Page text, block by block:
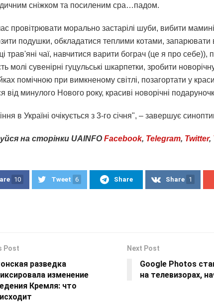
сніжком та посиленим сра…падом.
провітрювати морально застарілі шуби, вибити
подушки, обкладатися теплими котами, запарювати
трав'яні чаї, навчитися варити бограч (це я про себе)),
молі сувенірні гуцульські шкарпетки, зробити
помічною при вимкненому світлі, позагортати у
від минулого Нового року, красиві новорічні
в Україні очікується з 3-го січня", – завершує
на сторінки UAINFOFacebook, Telegram, Twitter,
10 Tweet 6 Share Share 1
Post
разведка
изменение
Кремля: что
Next Post
Google Photos
на телевизорах,